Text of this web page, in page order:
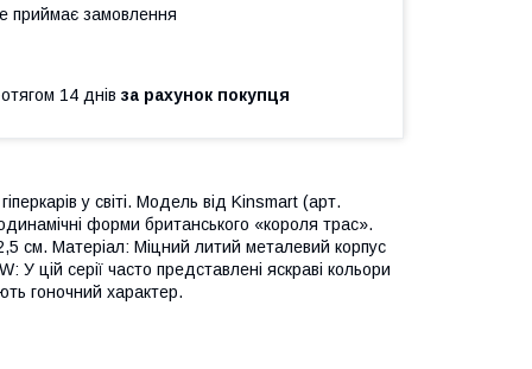
приймає замовлення
14 днів за рахунок покупця
у світі. Модель від Kinsmart (арт.
форми британського «короля трас».
см. Матеріал: Міцний литий металевий корпус
У цій серії часто представлені яскраві кольори
гоночний характер.